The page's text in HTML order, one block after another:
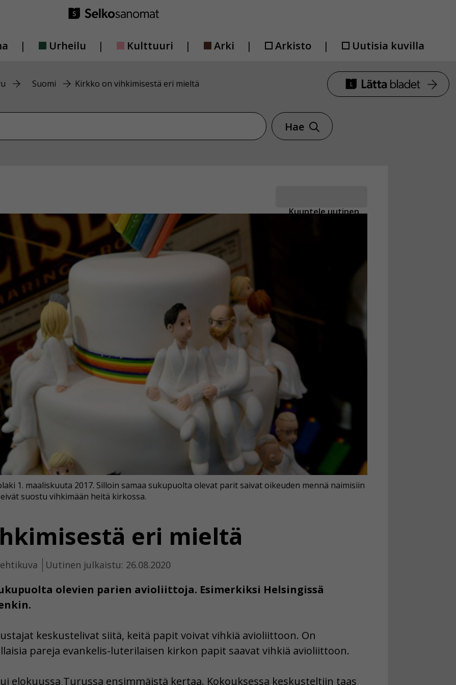
Urheilu Kulttuuri Arki Arkisto Uutisia kuvilla
Suomi Kirkko on vihkimisestä eri mieltä
Hae
Kuuntele uutinen
eri mieltä
Uutinen julkaistu: 26.08.2020
olevien parien avioliittoja. Esimerkiksi Helsingissä
1. maaliskuuta 2017. Silloin samaa sukupuolta olevat parit saivat oikeuden mennä naimisiin
suostu vihkimään heitä kirkossa.
keskustelivat siitä, keitä papit voivat vihkiä avioliittoon. On
pareja evankelis-luterilaisen kirkon papit saavat vihkiä avioliittoon.
elokuussa Turussa ensimmäistä kertaa. Kokouksessa keskusteltiin taas